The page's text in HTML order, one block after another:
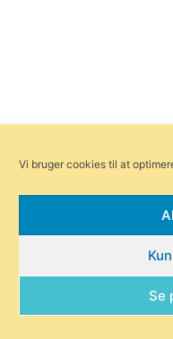
Vi bruger cookies til at
Se